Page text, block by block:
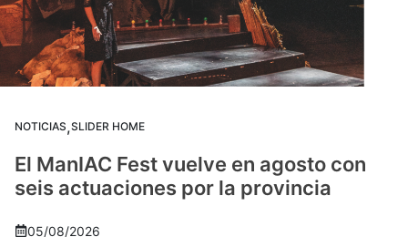
NOTICIAS,SLIDER HOME
El ManIAC Fest vuelve en agosto con
seis actuaciones por la provincia
05/08/2026